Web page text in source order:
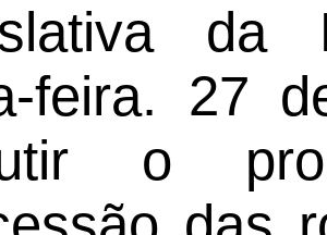
da
feira. 27
o